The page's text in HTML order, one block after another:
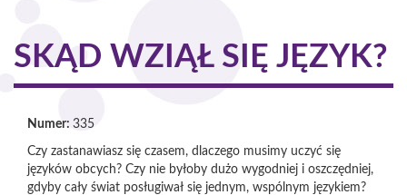
SKĄD WZIĄŁ SIĘ JĘZYK?
Numer: 335
Czy zastanawiasz się czasem, dlaczego musimy uczyć się
języków obcych? Czy nie byłoby dużo wygodniej i oszczędniej,
gdyby cały świat posługiwał się jednym, wspólnym językiem?